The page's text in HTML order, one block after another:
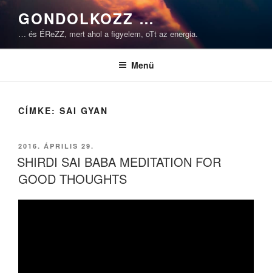
Tartalomhoz
GONDOLKOZZ …
… és ÉReZZ, mert ahol a figyelem, oTt az energia.
Menü
CÍMKE: SAI GYAN
BEKÜLDVE:
2016. ÁPRILIS 29.
SHIRDI SAI BABA MEDITATION FOR
GOOD THOUGHTS